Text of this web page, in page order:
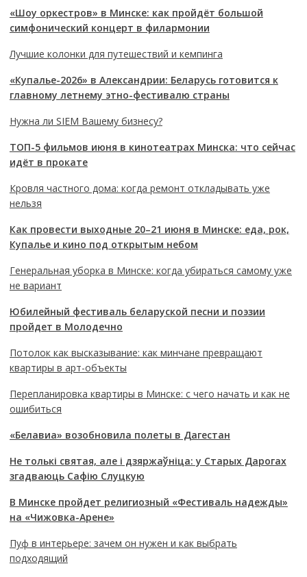
«Шоу оркестров» в Минске: как пройдёт большой
симфонический концерт в филармонии
Лучшие колонки для путешествий и кемпинга
«Купалье-2026» в Александрии: Беларусь готовится к
главному летнему этно-фестивалю страны
Нужна ли SIEM Вашему бизнесу?
ТОП-5 фильмов июня в кинотеатрах Минска: что сейчас
идёт в прокате
Кровля частного дома: когда ремонт откладывать уже
нельзя
Как провести выходные 20–21 июня в Минске: еда, рок,
Купалье и кино под открытым небом
Генеральная уборка в Минске: когда убираться самому уже
не вариант
Юбилейный фестиваль беларуской песни и поэзии
пройдет в Молодечно
Потолок как высказывание: как минчане превращают
квартиры в арт-объекты
Перепланировка квартиры в Минске: с чего начать и как не
ошибиться
«Белавиа» возобновила полеты в Дагестан
Не толькі святая, але і дзяржаўніца: у Старых Дарогах
згадваюць Сафію Слуцкую
В Минске пройдет религиозный «Фестиваль надежды»
на «Чижовка-Арене»
Пуф в интерьере: зачем он нужен и как выбрать
подходящий